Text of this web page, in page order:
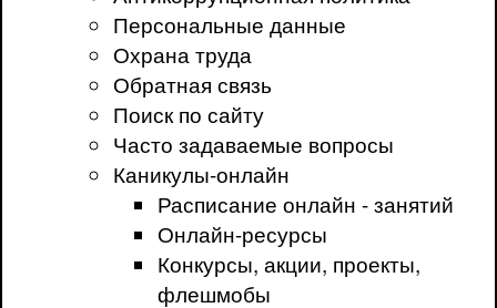
Персональные данные
Охрана труда
Обратная связь
Поиск по сайту
Часто задаваемые вопросы
Каникулы-онлайн
Расписание онлайн - занятий
Онлайн-ресурсы
Конкурсы, акции, проекты,
флешмобы